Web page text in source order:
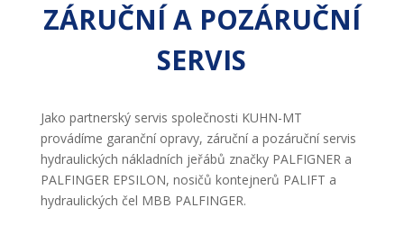
ZÁRUČNÍ A POZÁRUČNÍ
SERVIS
Jako partnerský servis společnosti KUHN-MT
provádíme garanční opravy, záruční a pozáruční servis
hydraulických nákladních jeřábů značky PALFIGNER a
PALFINGER EPSILON, nosičů kontejnerů PALIFT a
hydraulických čel MBB PALFINGER.